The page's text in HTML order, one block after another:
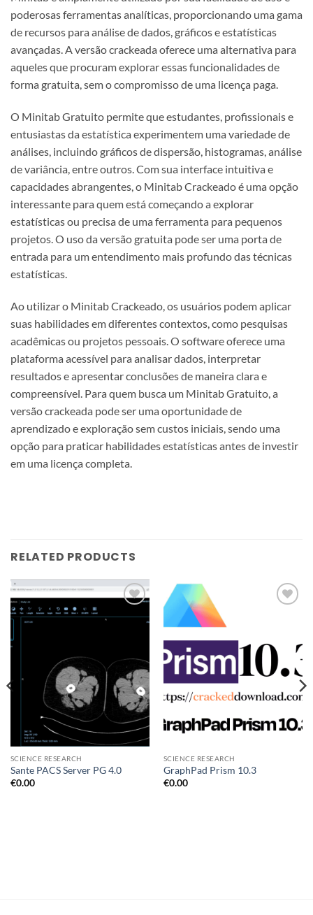
poderosas ferramentas analíticas, proporcionando uma gama
de recursos para análise de dados, gráficos e estatísticas
avançadas. A versão crackeada oferece uma alternativa para
aqueles que procuram explorar essas funcionalidades de
forma gratuita, sem o compromisso de uma licença paga.
O Minitab Gratuito permite que estudantes, profissionais e
entusiastas da estatística experimentem uma variedade de
análises, incluindo gráficos de dispersão, histogramas, análise
de variância, entre outros. Com sua interface intuitiva e
capacidades abrangentes, o Minitab Crackeado é uma opção
interessante para quem está começando a explorar
estatísticas ou precisa de uma ferramenta para pequenos
projetos. O uso da versão gratuita pode ser uma porta de
entrada para um entendimento mais profundo das técnicas
estatísticas.
Ao utilizar o Minitab Crackeado, os usuários podem aplicar
suas habilidades em diferentes contextos, como pesquisas
acadêmicas ou projetos pessoais. O software oferece uma
plataforma acessível para analisar dados, interpretar
resultados e apresentar conclusões de maneira clara e
compreensível. Para quem busca um Minitab Gratuito, a
versão crackeada pode ser uma oportunidade de
aprendizado e exploração sem custos iniciais, sendo uma
opção para praticar habilidades estatísticas antes de investir
em uma licença completa.
RELATED PRODUCTS
SCIENCE RESEARCH
Sante PACS Server PG 4.0
€0.00
SCIENCE RESEARCH
GraphPad Prism 10.3
€0.00